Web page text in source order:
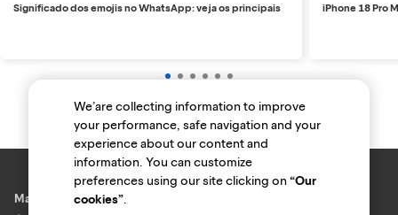
Significado dos emojis no WhatsApp: veja os principais iPhone 18 Pro
Marcas e lojas
We’are collecting information to improve
your performance, safe navigation and your
experience about our content and
information. You can customize
preferences using our site clicking on“Our
cookies”.